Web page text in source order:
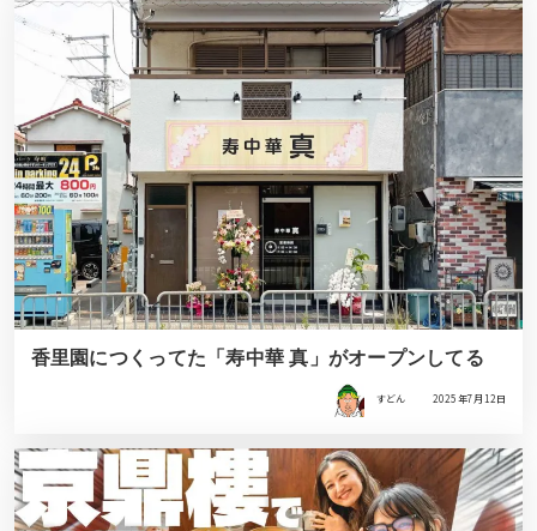
香里園につくってた「寿中華 真」がオープンしてる
すどん 2025年7月12日